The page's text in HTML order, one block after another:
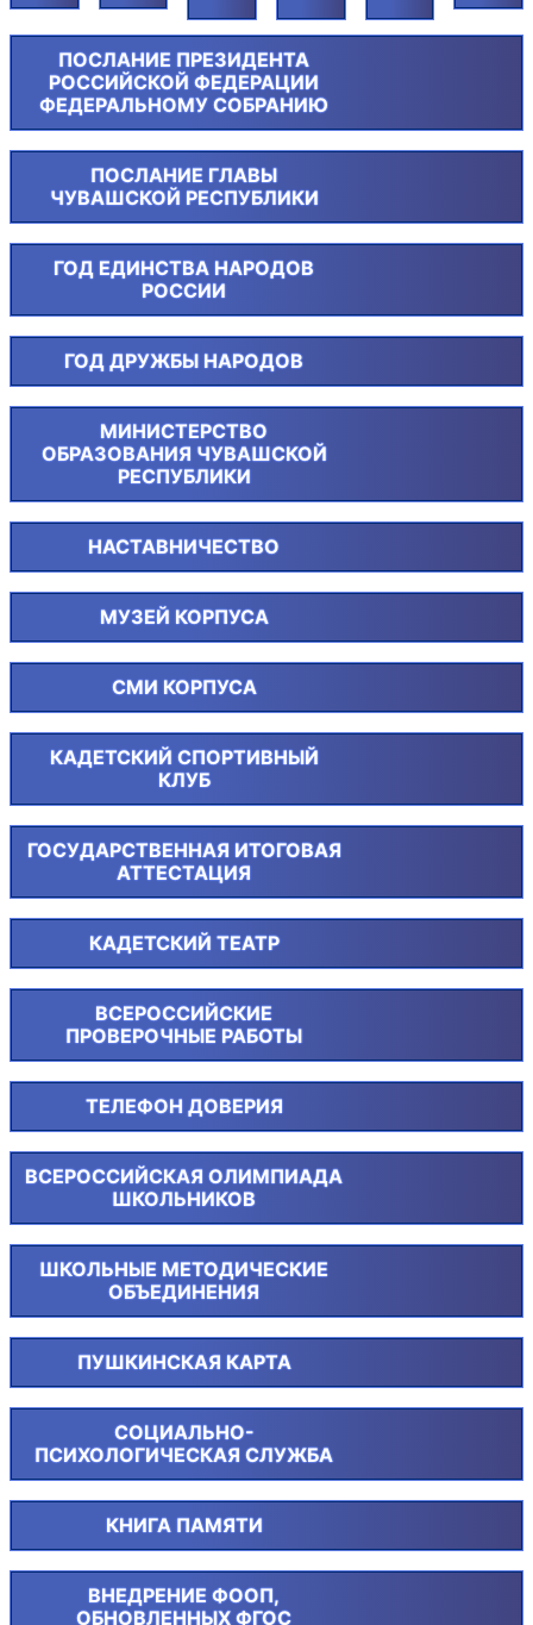
ПОСЛАНИЕ ПРЕЗИДЕНТА
РОССИЙСКОЙ ФЕДЕРАЦИИ
ФЕДЕРАЛЬНОМУ СОБРАНИЮ
ПОСЛАНИЕ ГЛАВЫ
ЧУВАШСКОЙ РЕСПУБЛИКИ
ГОД ЕДИНСТВА НАРОДОВ
РОССИИ
ГОД ДРУЖБЫ НАРОДОВ
МИНИСТЕРСТВО
ОБРАЗОВАНИЯ ЧУВАШСКОЙ
РЕСПУБЛИКИ
НАСТАВНИЧЕСТВО
МУЗЕЙ КОРПУСА
СМИ КОРПУСА
КАДЕТСКИЙ СПОРТИВНЫЙ
КЛУБ
ГОСУДАРСТВЕННАЯ ИТОГОВАЯ
АТТЕСТАЦИЯ
КАДЕТСКИЙ ТЕАТР
ВСЕРОССИЙСКИЕ
ПРОВЕРОЧНЫЕ РАБОТЫ
ТЕЛЕФОН ДОВЕРИЯ
ВСЕРОССИЙСКАЯ ОЛИМПИАДА
ШКОЛЬНИКОВ
ШКОЛЬНЫЕ МЕТОДИЧЕСКИЕ
ОБЪЕДИНЕНИЯ
ПУШКИНСКАЯ КАРТА
СОЦИАЛЬНО-
ПСИХОЛОГИЧЕСКАЯ СЛУЖБА
КНИГА ПАМЯТИ
ВНЕДРЕНИЕ ФООП,
ОБНОВЛЕННЫХ ФГОС